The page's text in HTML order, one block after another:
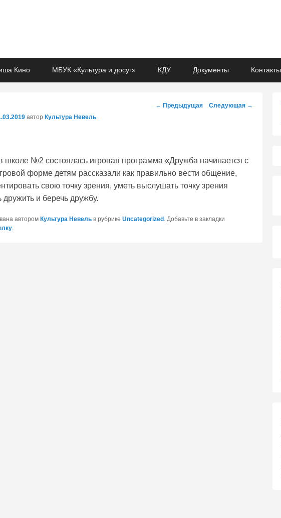
Кино МБУК «Культура и досуг» КДУ Документы Контакты
Навигация
← Предыдущая Следующая →
автор Культура Невель
школе №2 состоялась игровая программа «Дружба начинается с
форме детям рассказали как правильно вести общение,
свою точку зрения, уметь выслушать точку зрения
дружить и беречь дружбу.
автором Культура Невель в рубрике Uncategorized . Добавьте в закладки